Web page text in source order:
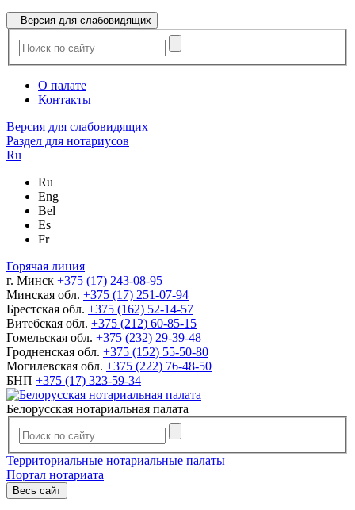
Версия для слабовидящих
О палате
Контакты
Версия для слабовидящих
Раздел для нотариусов
Ru
Ru
Eng
Bel
Es
Fr
Горячая линия
г. Минск +375 (17) 243-08-95
Минская обл. +375 (17) 251-07-94
Брестская обл. +375 (162) 52-14-57
Витебская обл. +375 (212) 60-85-15
Гомельская обл. +375 (232) 29-39-48
Гродненская обл. +375 (152) 55-50-80
Могилевская обл. +375 (222) 76-48-50
БНП +375 (17) 323-59-34
Белорусская нотариальная палата
Территориальные нотариальные палаты
Портал нотариата
Весь сайт